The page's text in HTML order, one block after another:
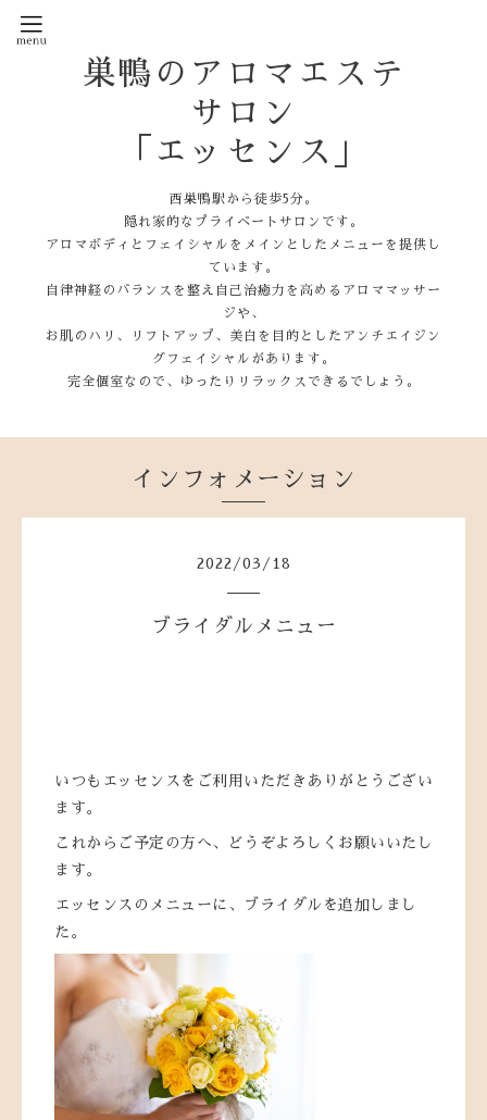
巣鴨のアロマエステ
サロン
「エッセンス」
西巣鴨駅から徒歩5分。
隠れ家的なプライベートサロンです。
アロマボディとフェイシャルをメインとしたメニューを提供し
ています。
自律神経のバランスを整え自己治癒力を高めるアロママッサー
ジや、
お肌のハリ、リフトアップ、美白を目的としたアンチエイジン
グフェイシャルがあります。
完全個室なので、ゆったりリラックスできるでしょう。
インフォメーション
2022 /03 / 18
ブライダルメニュー
いつもエッセンスをご利用いただきありがとうござい
ます。
これからご予定の方へ、どうぞよろしくお願いいたし
ます。
エッセンスのメニューに、ブライダルを追加しまし
た。